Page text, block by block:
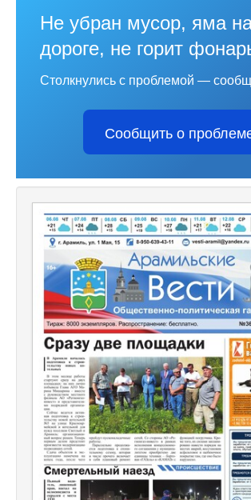
Не убран мусор, яма
дороге, не горит
Столкнулись с проблемой —
Сообщить о